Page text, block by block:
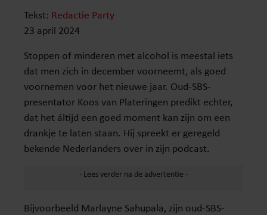
Tekst: Redactie Party
23 april 2024
Stoppen of minderen met alcohol is meestal iets
dat men zich in december voorneemt, als goed
voornemen voor het nieuwe jaar. Oud-SBS-
presentator Koos van Plateringen predikt echter,
dat het áltijd een goed moment kan zijn om een
drankje te laten staan. Hij spreekt er geregeld
bekende Nederlanders over in zijn podcast.
Bijvoorbeeld Marlayne Sahupala, zijn oud-SBS-